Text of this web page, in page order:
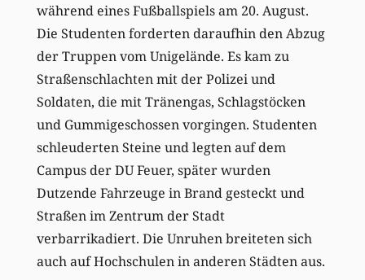
während eines Fußballspiels am 20. August.
Die Studenten forderten daraufhin den Abzug
der Truppen vom Unigelände. Es kam zu
Straßenschlachten mit der Polizei und
Soldaten, die mit Tränengas, Schlagstöcken
und Gummigeschossen vorgingen. Studenten
schleuderten Steine und legten auf dem
Campus der DU Feuer, später wurden
Dutzende Fahrzeuge in Brand gesteckt und
Straßen im Zentrum der Stadt
verbarrikadiert. Die Unruhen breiteten sich
auch auf Hochschulen in anderen Städten aus.